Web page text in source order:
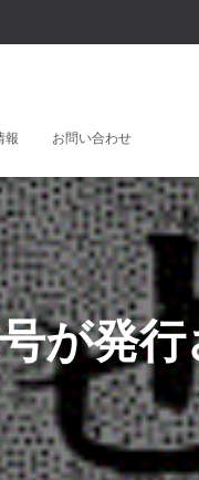
報 お問い合わせ
が発行